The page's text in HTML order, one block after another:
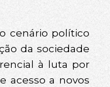
cenário político
da sociedade
à luta por
acesso a novos